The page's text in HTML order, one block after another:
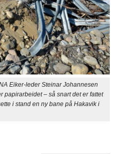
Eiker-leder Steinar Johannesen
papirarbeidet – så snart det er fattet
i stand en ny bane på Hakavik i